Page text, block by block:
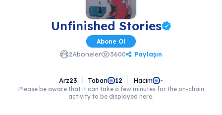
Unfinished Stories
Abone Ol
2Aboneler 3600 Paylaşın
Arz23 Taban 12 Hacim -
Please be aware that it can take a few minutes for the on-chain
activity to be displayed here.